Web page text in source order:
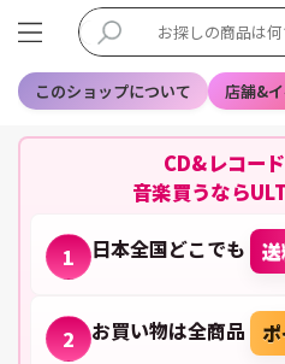
このショップについて 店舗&
CD&レコー
音楽買うなら
1 日本全国どこでも
2 お買い物は全商品